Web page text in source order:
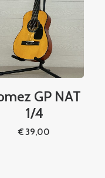
GP NAT
1/4
€39,00